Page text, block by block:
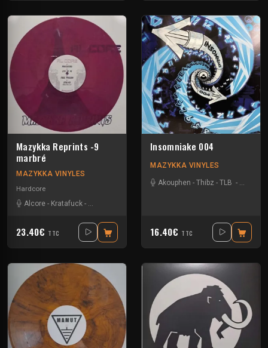
Mazykka Reprints -9
marbré
MAZYKKA VINYLES
Hardcore
Alcore - Kratafuck - Les Cti Mi De Chnord
23.40€ TTC
Insomniake 004
MAZYKKA VINYLES
Akouphen - Thibz - TLB -
16.40€ TTC